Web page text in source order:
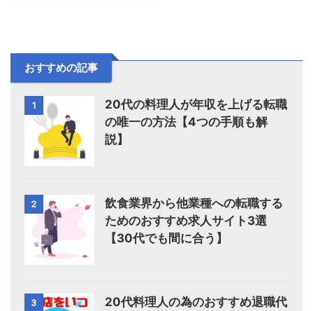
おすすめの記事
1
20代の料理人が年収を上げる転職
の唯一の方法【4つの手順も解
説】
2
飲食業界から他業種への転職する
ためのおすすめ求人サイト3選
【30代でも間に合う】
3 20代料理人の為のおすすめ退職代